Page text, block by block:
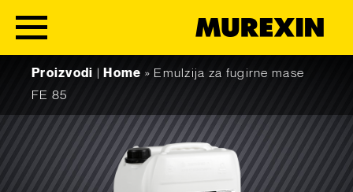
Proizvodi
Home » Emulzija za fugirne mase
FE 85